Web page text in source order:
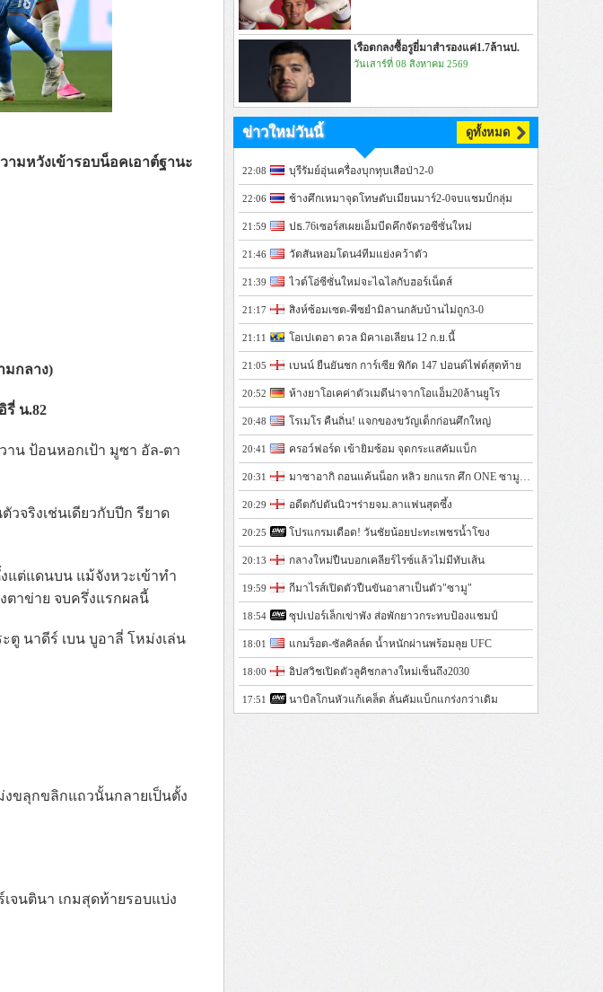
ามหวังเข้ารอบน็อคเอาต์ฐานะ
มกลาง)
รี่ น.82
าน ป้อนหอกเป้า มูซา อัล-ตา
วจริงเช่นเดียวกับปีก รียาด
แต่แดนบน แม้จังหวะเข้าทำ
ตาข่าย จบครึ่งแรกผลนี้
ตู นาดีร์ เบน บูอาลี่ โหม่งเล่น
งขลุกขลิกแถวนั้นกลายเป็นตั้ง
เจนตินา เกมสุดท้ายรอบแบ่ง
เรือตกลงซื้อรูยี่มาสำรองแค่1.7ล้านป.
วันเสาร์ที่ 08 สิงหาคม 2569
ข่าวใหม่วันนี้ ดูทั้งหมด
22:08 บุรีรัมย์อุ่นเครื่องบุกทุบเสือป่า2-0
22:06 ช้างศึกเหมาจุดโทษดับเมียนมาร์2-0จบแชมป์กลุ่ม
21:59 ปธ.76เซอร์สเผยเอ็มบีดคึกจัดรอซีซั่นใหม่
21:46 วัตสันหอมโดน4ทีมแย่งคว้าตัว
21:39 ไวต์โอ่ซีซั่นใหม่จะไฉไลกับฮอร์เน็ตส์
21:17 สิงห์ซ้อมเซต-พีซยำมิลานกลับบ้านไม่ถูก3-0
21:11 โอเปเตอา ดวล มิคาเอเลียน 12 ก.ย.นี้
21:05 เบนน์ ยืนยันชก การ์เซีย พิกัด 147 ปอนด์ไฟต์สุดท้าย
20:52 ห้างยาโอเคค่าตัวเมดีน่าจากโอแอ็ม20ล้านยูโร
20:48 โรเมโร คืนถิ่น! แจกของขวัญเด็กก่อนศึกใหญ่
20:41 ครอว์ฟอร์ด เข้ายิมซ้อม จุดกระแสคัมแบ็ก
20:31 มาซาอากิ ถอนแค้นน็อก หลิว ยกแรก ศึก ONE ซามูไร 2
20:29 อดีตกัปตันนิวฯร่ายจม.ลาแฟนสุดซึ้ง
20:25 โปรแกรมเดือด! วันชัยน้อยปะทะเพชรน้ำโขง
20:13 กลางใหม่ปืนบอกเคลียร์ไรซ์แล้วไม่มีทับเส้น
19:59 กีมาไรส์เปิดตัวปืนขันอาสาเป็นตัว"ซามู"
18:54 ซุปเปอร์เล็กเข่าพัง ส่อพักยาวกระทบป้องแชมป์
18:01 แกมร็อต-ซัลคิลล์ด น้ำหนักผ่านพร้อมลุย UFC
18:00 อิปสวิชเปิดตัวลูคิชกลางใหม่เซ็นถึง2030
17:51 นาบิลโกนหัวแก้เคล็ด ลั่นคัมแบ็กแกร่งกว่าเดิม